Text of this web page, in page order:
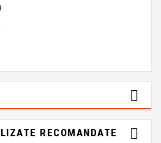

RECOMANDATE 